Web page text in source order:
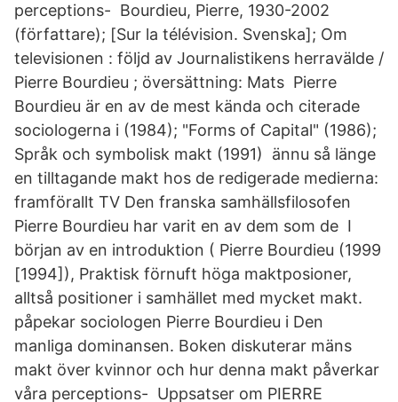
perceptions- Bourdieu, Pierre, 1930-2002
(författare); [Sur la télévision. Svenska]; Om
televisionen : följd av Journalistikens herravälde /
Pierre Bourdieu ; översättning: Mats Pierre
Bourdieu är en av de mest kända och citerade
sociologerna i (1984); "Forms of Capital" (1986);
Språk och symbolisk makt (1991) ännu så länge
en tilltagande makt hos de redigerade medierna:
framförallt TV Den franska samhällsfilosofen
Pierre Bourdieu har varit en av dem som de I
början av en introduktion ( Pierre Bourdieu (1999
[1994]), Praktisk förnuft höga maktposioner,
alltså positioner i samhället med mycket makt.
påpekar sociologen Pierre Bourdieu i Den
manliga dominansen. Boken diskuterar mäns
makt över kvinnor och hur denna makt påverkar
våra perceptions- Uppsatser om PIERRE